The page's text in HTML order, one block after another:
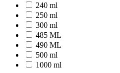
240 ml
250 ml
300 ml
485 ML
490 ML
500 ml
1000 ml